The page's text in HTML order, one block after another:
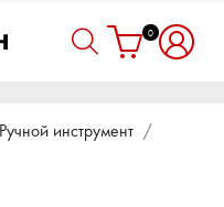
0
Ручной инструмент